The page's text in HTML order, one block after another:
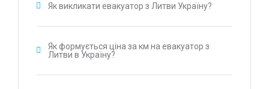
Як викликати евакуатор з Литви Україну?
Як формується ціна за км на евакуатор з
Литви в Україну?